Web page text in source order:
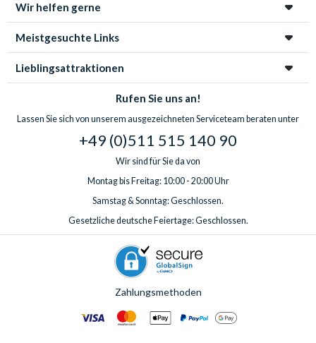
Wir helfen gerne
Meistgesuchte Links
Lieblingsattraktionen
Rufen Sie uns an!
Lassen Sie sich von unserem ausgezeichneten Serviceteam beraten unter
+49 (0)511 515 140 90
Wir sind für Sie da von
Montag bis Freitag: 10:00 - 20:00 Uhr
Samstag & Sonntag: Geschlossen.
Gesetzliche deutsche Feiertage: Geschlossen.
Zahlungsmethoden